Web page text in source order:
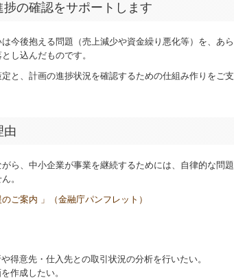
の確認をサポートします
今後抱える問題（売上減少や資金繰り悪化等）を、あら
し込んだものです。
と、計画の進捗状況を確認するための仕組み作りをご支
由
ら、中小企業が事業を継続するためには、自律的な問題
。
ご案内 」（金融庁パンフレット）
得意先・仕入先との取引状況の分析を行いたい。
作成したい。